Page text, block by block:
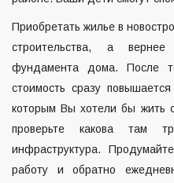
Приобретать жилье в
строительства, а
фундамента дома. После
стоимость сразу
которым Вы хотели бы жить
проверьте какова там
инфраструктура.
работу и обратно